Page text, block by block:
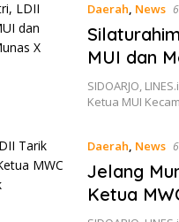
Daerah, News
MUI dan
SIDOARJO,
Ketua MUI
Daerah, News
Jelang
Ketua